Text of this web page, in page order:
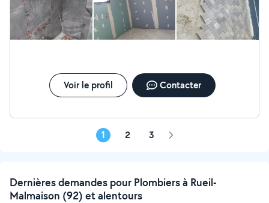
Voir le profil Contacter
1 2 3 Page
Dernières demandes pour Plombiers à Rueil-
Malmaison (92) et alentours